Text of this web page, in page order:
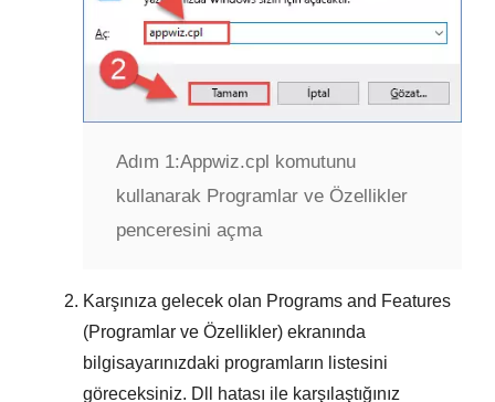
Adım 1:Appwiz.cpl komutunu
kullanarak Programlar ve Özellikler
penceresini açma
Karşınıza gelecek olan Programs and Features
(Programlar ve Özellikler) ekranında
bilgisayarınızdaki programların listesini
göreceksiniz. Dll hatası ile karşılaştığınız